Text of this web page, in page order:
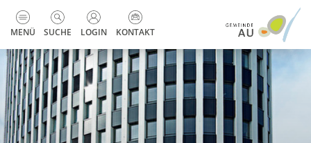
zur Startseite
Direkt zur Hauptnavigation
Direkt zum Inhalt
Direkt zur Suche
Direkt zum Stichwortverzeichnis
Kopfzeile
MENÜ SUCHE LOGIN KONTAKT